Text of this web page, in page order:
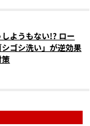
しようもない!? ロー
ゴシ洗い」が逆効果